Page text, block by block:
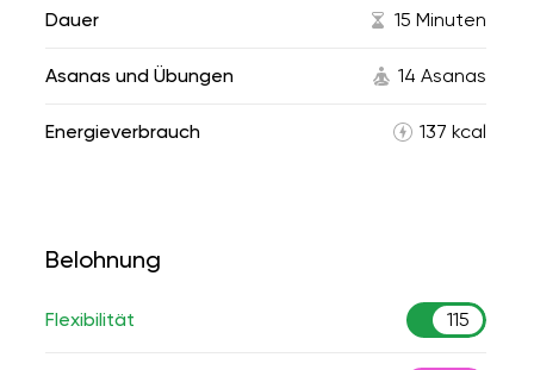
Dauer 15 Minuten
Asanas und Übungen 14 Asanas
Energieverbrauch 137 kcal
Belohnung
Flexibilität 115